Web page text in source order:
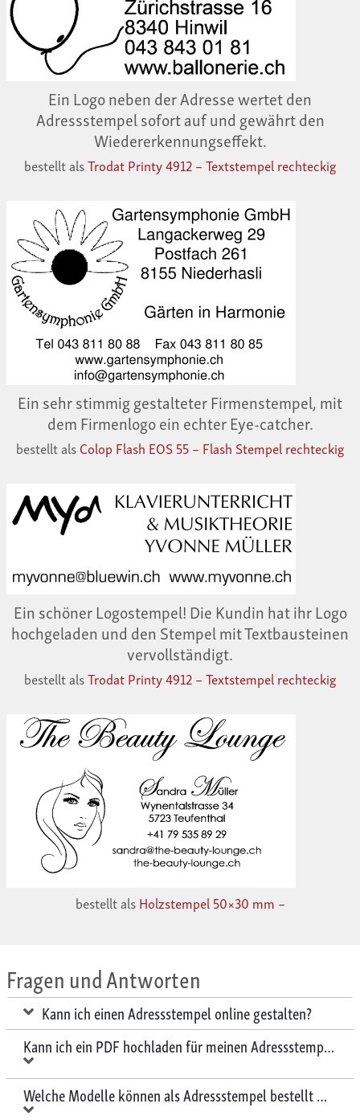
Ein Logo neben der Adresse wertet den
Adressstempel sofort auf und gewährt den
Wiedererkennungseffekt.
bestellt alsTrodat Printy 4912 – Textstempel rechteckig
Ein sehr stimmig gestalteter Firmenstempel, mit
dem Firmenlogo ein echter Eye-catcher.
bestellt alsColop Flash EOS 55 – Flash Stempel rechteckig
Ein schöner Logostempel! Die Kundin hat ihr Logo
hochgeladen und den Stempel mit Textbausteinen
vervollständigt.
bestellt alsTrodat Printy 4912 – Textstempel rechteckig
bestellt alsHolzstempel 50×30 mm –
Fragen und Antworten
Kann ich einen Adressstempel online gestalten?
Kann ich ein PDF hochladen für meinen Adressstempel?
Welche Modelle können als Adressstempel bestellt